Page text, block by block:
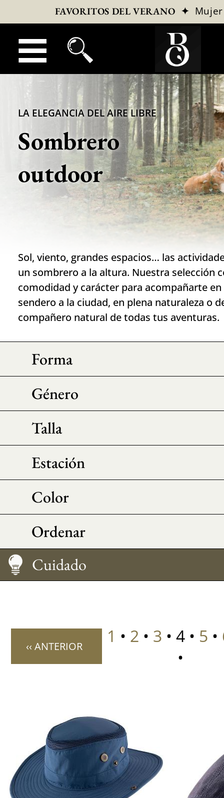
FAVORITOS DEL VERANO ✦ Mujer
LA ELEGANCIA DEL AIRE LIBRE
Sombrero
outdoor
Sol, viento, grandes espacios… las
un sombrero a la altura. Nuestra selección
comodidad y carácter para acompañarte
sendero a la ciudad, en plena naturaleza o
compañero natural de todas tus aventuras.
Forma
Género
Talla
Estación
Color
Ordenar
Cuidado
‹‹ ANTERIOR 1 • 2 • 3 • 4 • 5 •
•